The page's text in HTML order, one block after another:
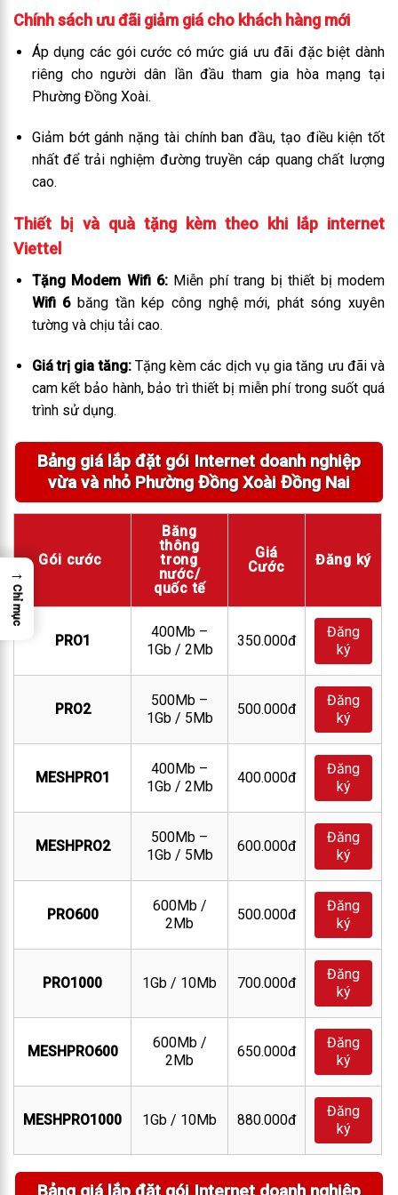
Chính sách ưu đãi giảm giá cho khách hàng mới
Áp dụng các gói cước có mức giá ưu đãi đặc biệt dành
riêng cho người dân lần đầu tham gia hòa mạng tại
Phường Đồng Xoài.
Giảm bớt gánh nặng tài chính ban đầu, tạo điều kiện tốt
nhất để trải nghiệm đường truyền cáp quang chất lượng
cao.
Thiết bị và quà tặng kèm theo khi lắp internet
Viettel
Tặng Modem Wifi 6: Miễn phí trang bị thiết bị modem
Wifi 6băng tần kép công nghệ mới, phát sóng xuyên
tường và chịu tải cao.
Giá trị gia tăng:Tặng kèm các dịch vụ gia tăng ưu đãi và
cam kết bảo hành, bảo trì thiết bị miễn phí trong suốt quá
trình sử dụng.
Bảng giá lắp đặt gói Internet doanh nghiệp
vừa và nhỏ Phường Đồng Xoài Đồng Nai
Gói cước
Băng
thông
trong
nước/
quốc tế
Giá
Cước
Đăng ký
PRO1
400Mb –
1Gb / 2Mb
350.000đ
Đăng
ký
PRO2
500Mb –
1Gb / 5Mb
500.000đ
Đăng
ký
MESHPRO1
400Mb –
1Gb / 2Mb
400.000đ
Đăng
ký
MESHPRO2
500Mb –
1Gb / 5Mb
600.000đ
Đăng
ký
PRO600
600Mb /
2Mb
500.000đ
Đăng
ký
PRO1000 1Gb / 10Mb 700.000đ
Đăng
ký
MESHPRO600
600Mb /
2Mb
650.000đ
Đăng
ký
MESHPRO1000 1Gb / 10Mb 880.000đ
Đăng
ký
→
Chỉ mục